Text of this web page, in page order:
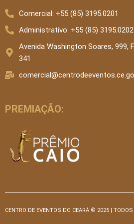
Comercial: +55 (85) 3195.0201
Administrativo: +55 (85) 3195.0202
Avenida Washington Soares, 999,
341
PREMIAÇÃO:
CENTRO DE EVENTOS DO CEARÁ © 2025 |